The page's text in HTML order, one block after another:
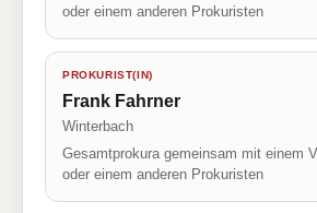
oder einem anderen Prokuristen
PROKURIST(IN)
Frank Fahrner
Winterbach
Gesamtprokura gemeinsam mit einem
oder einem anderen Prokuristen